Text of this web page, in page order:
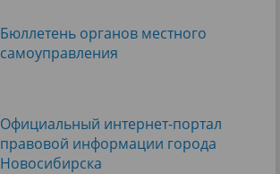
Бюллетень органов местного
самоуправления
Официальный интернет-портал
правовой информации города
Новосибирска